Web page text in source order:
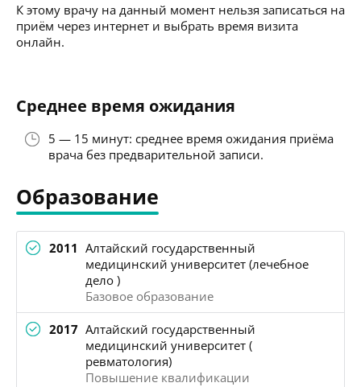
К этому врачу на данный момент нельзя записаться на
приём через интернет и выбрать время визита
онлайн.
Среднее время ожидания
5 — 15 минут: среднее время ожидания приёма
врача без предварительной записи.
Образование
2011 Алтайский государственный
медицинский университет (лечебное
дело )
Базовое образование
2017 Алтайский государственный
медицинский университет (
ревматология)
Повышение квалификации